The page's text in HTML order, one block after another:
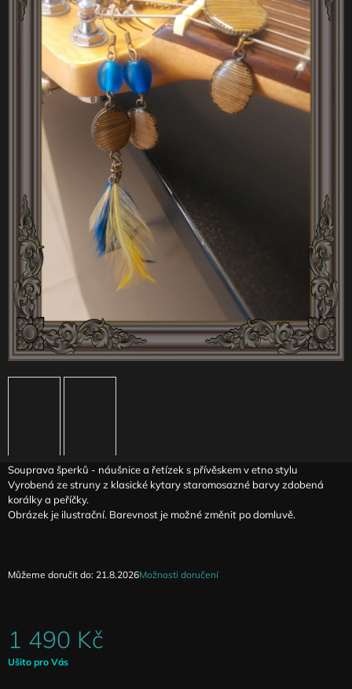
Souprava šperků - náušnice a řetízek s přívěskem v etno stylu
Vyrobená ze struny z klasické kytary staromosazné barvy zdobená
korálky a peříčky.
Obrázek je ilustrační. Barevnost je možné změnit po domluvě.
Můžeme doručit do: 21.8.2026Možnosti doručení
1 490 Kč
Měrná
Ušito pro Vás
A
HLEDAT
D
O
P
O
R
U
Č
U
J
E
SKLÁDANÁ
SUKNĚ
MAGA
SE
SNÍŽENÝM
Kč